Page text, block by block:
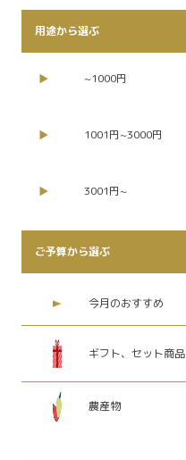
用途から選ぶ
~1000円
1001円~3000円
3001円~
ご予算から選ぶ
今月のおすすめ
ギフト、セット商品
農産物